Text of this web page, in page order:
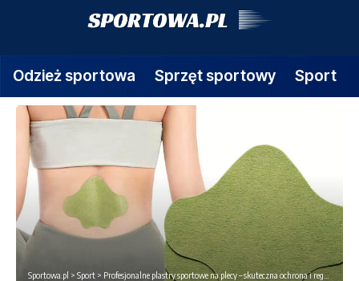
Odzież sportowa Sprzęt sportowy Sport
Sportowa.pl > Sport > Profesjonalne plastry sportowe na plecy – skuteczna ochrona i regeneracja mięśni podczas aktywności fizycznej